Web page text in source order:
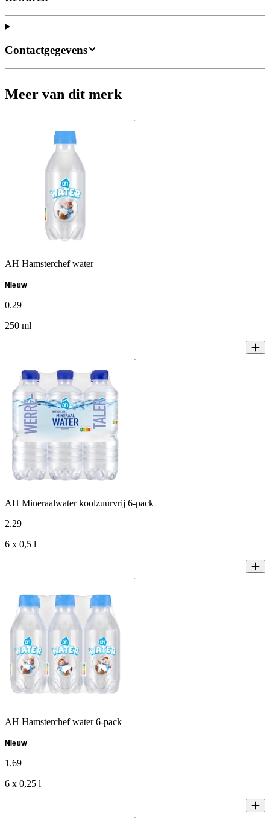
Contactgegevens
Meer van dit merk
AH Hamsterchef water
Nieuw
0.29
250 ml
AH Mineraalwater koolzuurvrij 6-pack
2.29
6 x 0,5 l
AH Hamsterchef water 6-pack
Nieuw
1 .69
6 x 0,25 l